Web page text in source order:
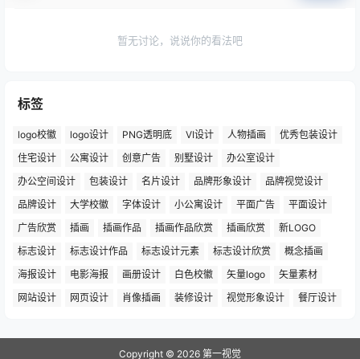
暂无讨论，说说你的看法吧
标签
logo校徽 logo设计 PNG透明底 VI设计 人物插画
优秀包装设计
住宅设计
公寓设计 创意广告 别墅设计
办公室设计
办公空间设计
包装设计 名片设计 品牌形象设计
品牌视觉设计
品牌设计
大学校徽 字体设计 小公寓设计 平面广告
平面设计
广告欣赏
插画 插画作品 插画作品欣赏 插画欣赏
新LOGO
标志设计
标志设计作品 标志设计元素 标志设计欣赏
概念插画
海报设计
电影海报 画册设计 白色校徽 矢量logo
矢量素材
网站设计
网页设计 肖像插画 装修设计 视觉形象设计 餐厅设计
Copyright © 2026 第一视觉